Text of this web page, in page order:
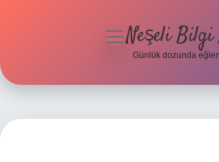
menüyüNeşeli Bilgi
Günlük dozunda